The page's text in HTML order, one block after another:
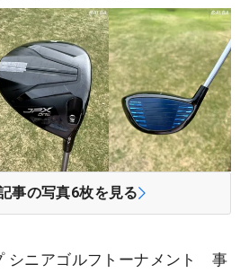
事の写真6枚を見る
シニアゴルフトーナメント 事